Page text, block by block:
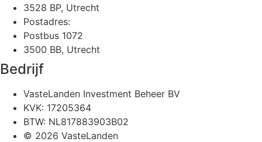
3528 BP, Utrecht
Postadres:
Postbus 1072
3500 BB, Utrecht
Bedrijf
VasteLanden Investment Beheer BV
KVK: 17205364
BTW: NL817883903B02
© 2026 VasteLanden